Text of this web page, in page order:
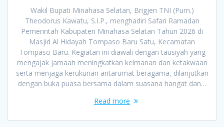
Wakil Bupati Minahasa Selatan, Brigjen TNI (Purn.)
Theodorus Kawatu, S.I.P., menghadiri Safari Ramadan
Pemerintah Kabupaten Minahasa Selatan Tahun 2026 di
Masjid Al Hidayah Tompaso Baru Satu, Kecamatan
Tompaso Baru. Kegiatan ini diawali dengan tausiyah yang
mengajak jamaah meningkatkan keimanan dan ketakwaan
serta menjaga kerukunan antarumat beragama, dilanjutkan
dengan buka puasa bersama dalam suasana hangat dan…
Read more